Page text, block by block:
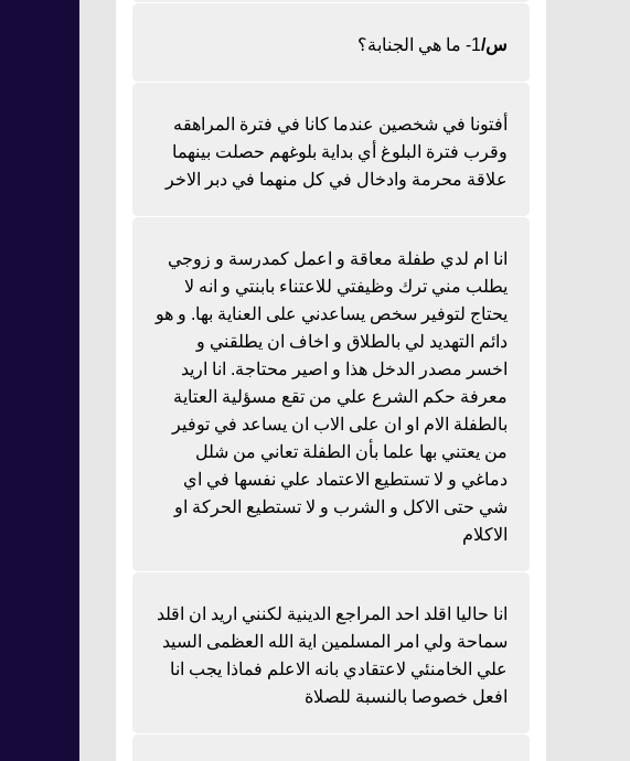
س/1- ما هي الجنابة؟
أفتونا في شخصين عندما كانا في فترة المراهقه
وقرب فترة البلوغ أي بداية بلوغهم حصلت بينهما
علاقة محرمة وادخال في كل منهما في دبر الاخر
انا ام لدي طفلة معاقة و اعمل كمدرسة و زوجي
يطلب مني ترك وظيفتي للاعتناء بابنتي و انه لا
يحتاج لتوفير سخص يساعدني على العناية بها. و هو
دائم التهديد لي بالطلاق و اخاف ان يطلقني و
اخسر مصدر الدخل هذا و اصير محتاجة. انا اريد
معرفة حكم الشرع علي من تقع مسؤلية العتاية
بالطفلة الام او ان على الاب ان يساعد في توفير
من يعتني بها علما بأن الطفلة تعاني من شلل
دماغي و لا تستطيع الاعتماد علي نفسها في اي
شي حتى الاكل و الشرب و لا تستطيع الحركة او
الاكلام
انا حاليا اقلد احد المراجع الدينية لكنني اريد ان اقلد
سماحة ولي امر المسلمين اية الله العظمى السيد
علي الخامنئي لاعتقادي بانه الاعلم فماذا يجب انا
افعل خصوصا بالنسبة للصلاة